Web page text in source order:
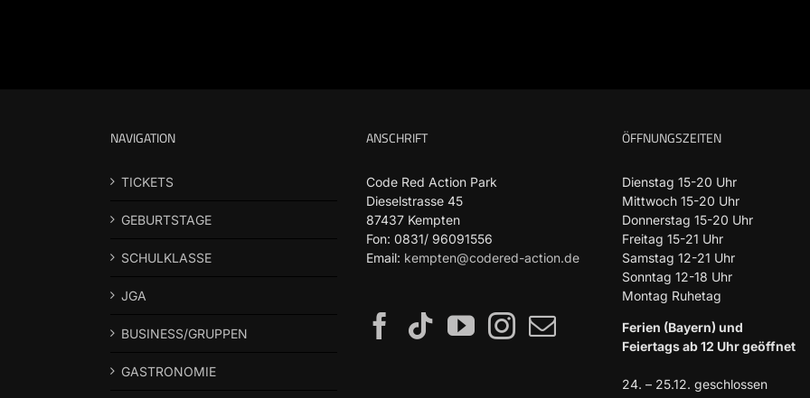
NAVIGATION
TICKETS
GEBURTSTAGE
SCHULKLASSE
JGA
BUSINESS/GRUPPEN
GASTRONOMIE
ANSCHRIFT
Code Red Action Park
Dieselstrasse 45
87437 Kempten
Fon: 0831/ 96091556
Email: kempten@codered-action.de
ÖFFNUNGSZEITEN
Dienstag 15-20 Uhr
Mittwoch 15-20 Uhr
Donnerstag 15-20 Uhr
Freitag 15-21 Uhr
Samstag 12-21 Uhr
Sonntag 12-18 Uhr
Montag Ruhetag
Ferien (Bayern) und
Feiertags ab 12 Uhr geöffnet
24. – 25.12. geschlossen